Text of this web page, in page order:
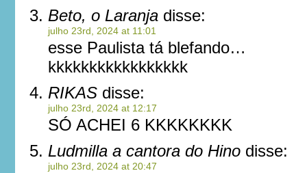
Beto, o Laranja disse:
julho 23rd, 2024 at 11:01
esse Paulista tá blefando…
kkkkkkkkkkkkkkkkk
RIKAS disse:
julho 23rd, 2024 at 12:17
SÓ ACHEI 6 KKKKKKKK
Ludmilla a cantora do Hino disse:
julho 23rd, 2024 at 20:47